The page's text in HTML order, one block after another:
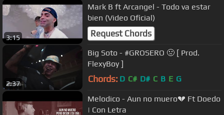
3:15
Mark B ft Arcangel - Todo va estar
bien (Video Oficial)
Request Chords
2:37
Big Soto - #GROSERO 🤢 [ Prod.
FlexyBoy ]
Chords: D C# D# C B E G
Melodico - Aun no muero💔 Ft Doedo
| Con Letra